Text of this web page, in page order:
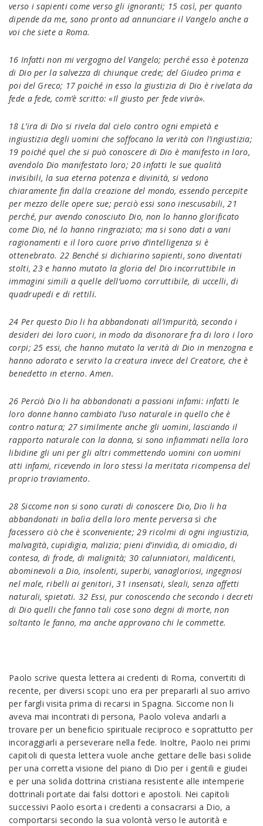
verso i sapienti come verso gli ignoranti; 15 così, per quanto
dipende da me, sono pronto ad annunciare il Vangelo anche a
voi che siete a Roma.
16 Infatti non mi vergogno del Vangelo; perché esso è potenza
di Dio per la salvezza di chiunque crede; del Giudeo prima e
poi del Greco; 17 poiché in esso la giustizia di Dio è rivelata da
fede a fede, com’è scritto: «Il giusto per fede vivrà».
18 L’ira di Dio si rivela dal cielo contro ogni empietà e
ingiustizia degli uomini che soffocano la verità con l’ingiustizia;
19 poiché quel che si può conoscere di Dio è manifesto in loro,
avendolo Dio manifestato loro; 20 infatti le sue qualità
invisibili, la sua eterna potenza e divinità, si vedono
chiaramente fin dalla creazione del mondo, essendo percepite
per mezzo delle opere sue; perciò essi sono inescusabili, 21
perché, pur avendo conosciuto Dio, non lo hanno glorificato
come Dio, né lo hanno ringraziato; ma si sono dati a vani
ragionamenti e il loro cuore privo d’intelligenza si è
ottenebrato. 22 Benché si dichiarino sapienti, sono diventati
stolti, 23 e hanno mutato la gloria del Dio incorruttibile in
immagini simili a quelle dell’uomo corruttibile, di uccelli, di
quadrupedi e di rettili.
24 Per questo Dio li ha abbandonati all’impurità, secondo i
desideri dei loro cuori, in modo da disonorare fra di loro i loro
corpi; 25 essi, che hanno mutato la verità di Dio in menzogna e
hanno adorato e servito la creatura invece del Creatore, che è
benedetto in eterno. Amen.
26 Perciò Dio li ha abbandonati a passioni infami: infatti le
loro donne hanno cambiato l’uso naturale in quello che è
contro natura; 27 similmente anche gli uomini, lasciando il
rapporto naturale con la donna, si sono infiammati nella loro
libidine gli uni per gli altri commettendo uomini con uomini
atti infami, ricevendo in loro stessi la meritata ricompensa del
proprio traviamento.
28 Siccome non si sono curati di conoscere Dio, Dio li ha
abbandonati in balìa della loro mente perversa sì che
facessero ciò che è sconveniente; 29 ricolmi di ogni ingiustizia,
malvagità, cupidigia, malizia; pieni d’invidia, di omicidio, di
contesa, di frode, di malignità; 30 calunniatori, maldicenti,
abominevoli a Dio, insolenti, superbi, vanagloriosi, ingegnosi
nel male, ribelli ai genitori, 31 insensati, sleali, senza affetti
naturali, spietati. 32 Essi, pur conoscendo che secondo i decreti
di Dio quelli che fanno tali cose sono degni di morte, non
soltanto le fanno, ma anche approvano chi le commette.
Paolo scrive questa lettera ai credenti di Roma, convertiti di
recente, per diversi scopi: uno era per prepararli al suo arrivo
per fargli visita prima di recarsi in Spagna. Siccome non li
aveva mai incontrati di persona, Paolo voleva andarli a
trovare per un beneficio spirituale reciproco e soprattutto per
incoraggiarli a perseverare nella fede. Inoltre, Paolo nei primi
capitoli di questa lettera vuole anche gettare delle basi solide
per una corretta visione del piano di Dio per i gentili e giudei
e per una solida dottrina cristiana resistente alle intemperie
dottrinali portate dai falsi dottori e apostoli. Nei capitoli
successivi Paolo esorta i credenti a consacrarsi a Dio, a
comportarsi secondo la sua volontà verso le autorità e